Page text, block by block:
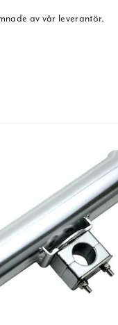
av vår leverantör.